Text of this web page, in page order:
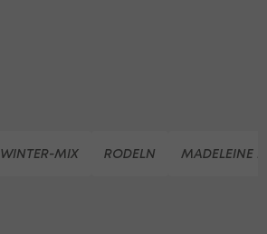
WINTER-MIX RODELN MADELEINE